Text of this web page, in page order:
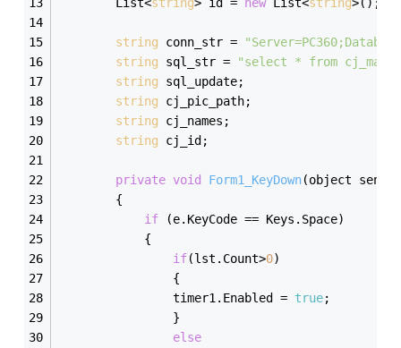
string conn_str =
string sql_str =
"select * from cj_main
string sql_update;
string cj_pic_path;
string cj_names;
string cj_id;
private void Form1_KeyDown(object
        {
if (e.KeyCode == Keys.Space)
            {
if(lst.Count>0)
                {
                timer1.Enabled =
true;
                }
else